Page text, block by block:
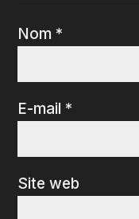
Nom *
E-mail *
Site web